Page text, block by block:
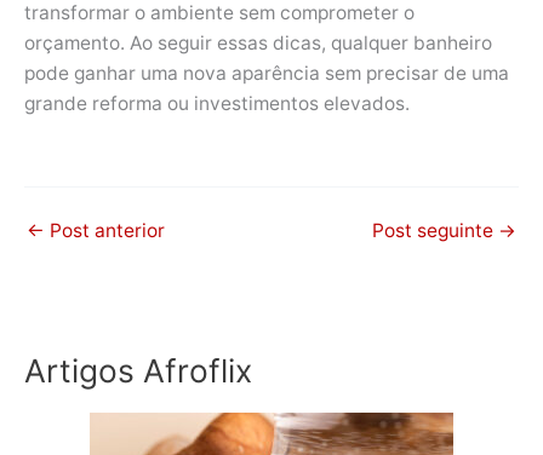
transformar o ambiente sem comprometer o
orçamento. Ao seguir essas dicas, qualquer banheiro
pode ganhar uma nova aparência sem precisar de uma
grande reforma ou investimentos elevados.
← Post anterior Post seguinte →
Artigos Afroflix